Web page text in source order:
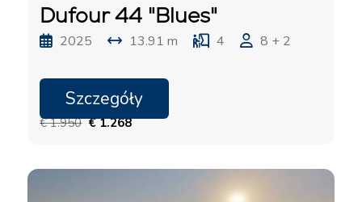
Dufour 44 "Blues"
2025 13.91 m 4 8 + 2
31.10. - 07.11.2026
€ 1.950 € 1.268
Szczegóły